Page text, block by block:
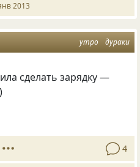
2013
утро дураки
сделать зарядку —
4